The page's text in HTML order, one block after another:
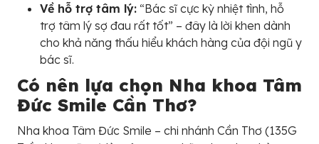
Về hỗ trợ tâm lý: “Bác sĩ cực kỳ nhiệt tình, hỗ
trợ tâm lý sợ đau rất tốt” – đây là lời khen dành
cho khả năng thấu hiểu khách hàng của đội ngũ y
bác sĩ.
Có nên lựa chọn Nha khoa Tâm
Đức Smile Cần Thơ?
Nha khoa Tâm Đức Smile – chi nhánh Cần Thơ (135G